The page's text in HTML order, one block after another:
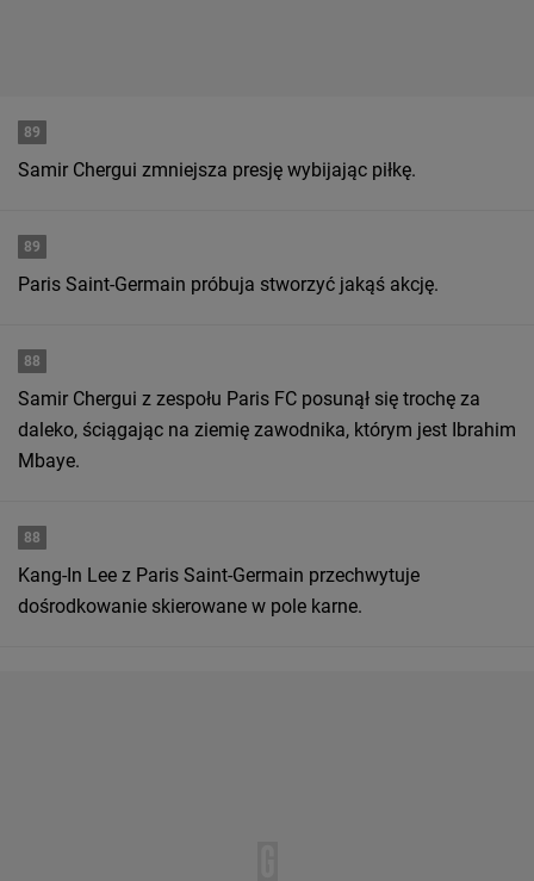
89
Samir Chergui zmniejsza presję wybijając piłkę.
89
Paris Saint-Germain próbuja stworzyć jakąś akcję.
88
Samir Chergui z zespołu Paris FC posunął się trochę za
daleko, ściągając na ziemię zawodnika, którym jest Ibrahim
Mbaye.
88
Kang-In Lee z Paris Saint-Germain przechwytuje
dośrodkowanie skierowane w pole karne.